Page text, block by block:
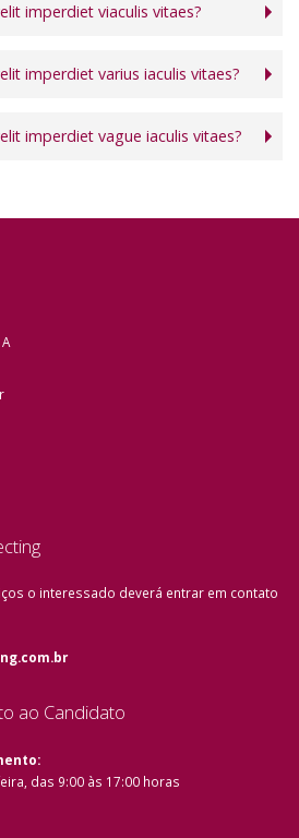
imperdiet viaculis vitaes?
imperdiet varius iaculis vitaes?
imperdiet vague iaculis vitaes?
o interessado deverá entrar em contato
ao Candidato
das 9:00 às 17:00 horas